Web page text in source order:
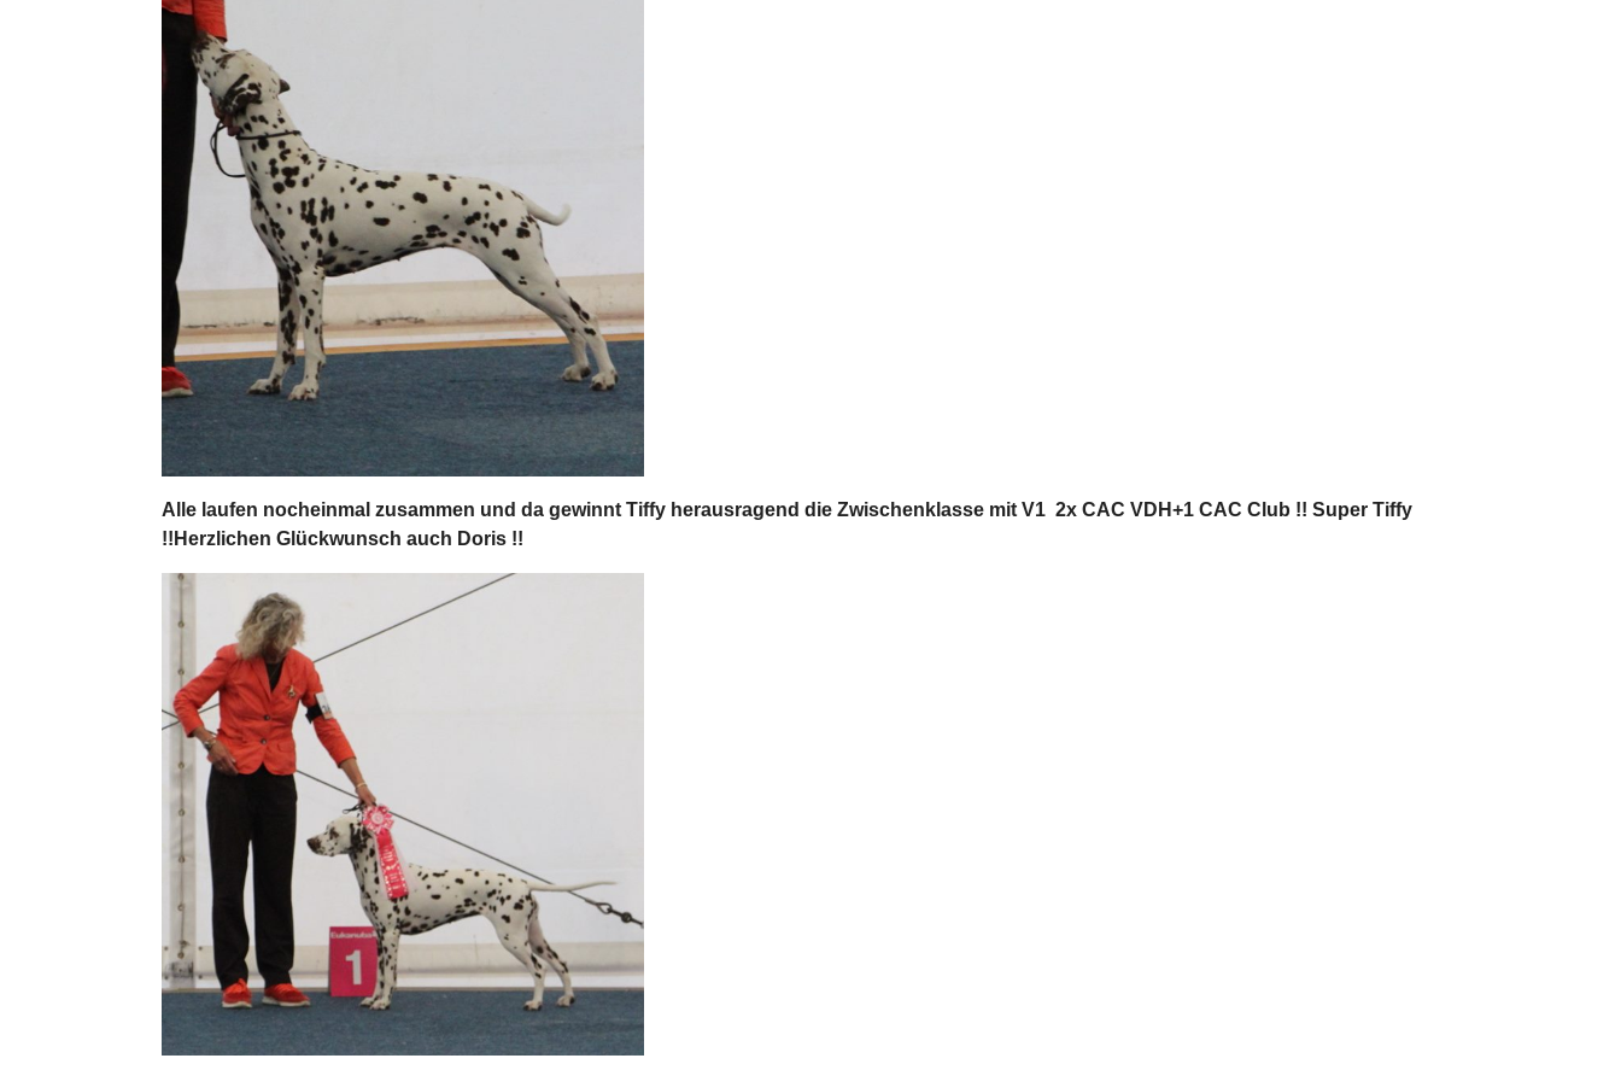
Alle laufen nocheinmal zusammen und da gewinnt Tiffy herausragend die Zwischenklasse mit V1 2x CAC VDH+1 CAC Club !! Super Tiffy
!!Herzlichen Glückwunsch auch Doris !!